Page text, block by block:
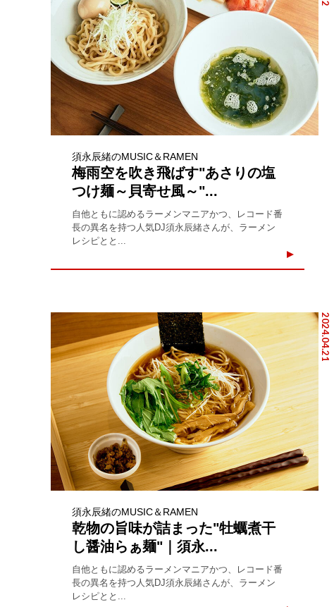
須永辰緒のMUSIC＆RAMEN
梅雨空を吹き飛ばす"あさりの塩
つけ麺～貝寄せ風～"...
自他ともに認めるラーメンマニアかつ、レコード番
長の異名を持つ人気DJ須永辰緒さんが、ラーメン
レシピとと...
2024.04.21
須永辰緒のMUSIC＆RAMEN
乾物の旨味が詰まった"牡蠣煮干
し醤油らぁ麺"｜須永...
自他ともに認めるラーメンマニアかつ、レコード番
長の異名を持つ人気DJ須永辰緒さんが、ラーメン
レシピとと...